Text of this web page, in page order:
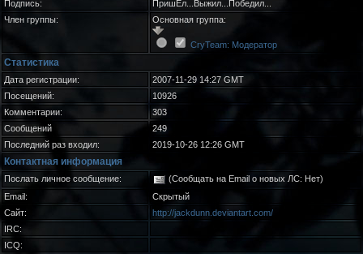
Подпись:
ПришЁл...Выжил...Победил...
Член группы:
Основная группа:
CryTeam: Модератор
Статистика
Дата регистрации:
2007-11-29 14:27 GMT
Посещений:
10926
Комментарии:
303
Сообщений
249
Последний раз входил:
2019-10-26 12:26 GMT
Контактная информация
Послать личное сообщение:
(Сообщать на Email о новых ЛС: Нет)
Email:
Скрытый
Сайт:
http://jackdunn.deviantart.com/
IRC:
ICQ: